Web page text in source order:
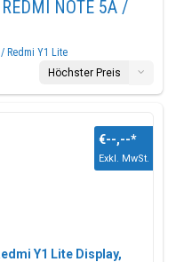
NOTE 5A /
Redmi Y1 Lite
Höchster Preis
Y1 Lite Display,
€--,--*
Exkl. MwSt.